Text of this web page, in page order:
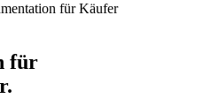
für Käufer
für